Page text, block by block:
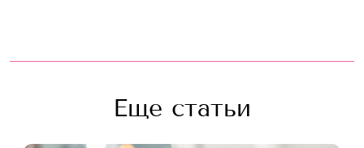
Еще статьи